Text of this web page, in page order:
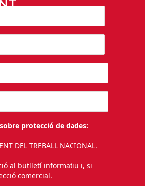
protecció de dades:
DEL TREBALL NACIONAL.
al butlletí informatiu i, si
comercial.